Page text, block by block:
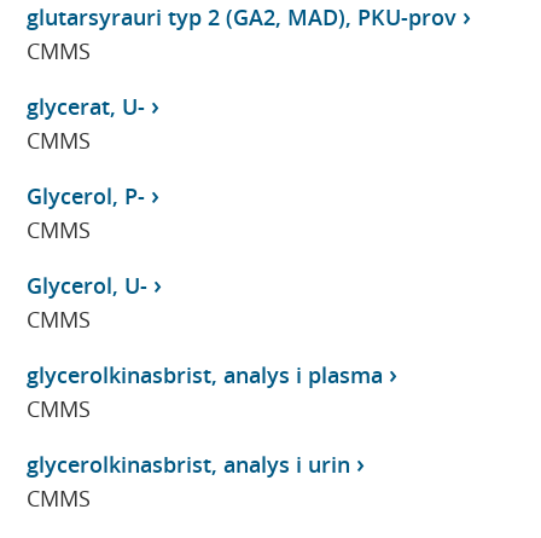
glutarsyrauri typ 2 (GA2, MAD), PKU-prov
CMMS
glycerat, U-
CMMS
Glycerol, P-
CMMS
Glycerol, U-
CMMS
glycerolkinasbrist, analys i plasma
CMMS
glycerolkinasbrist, analys i urin
CMMS